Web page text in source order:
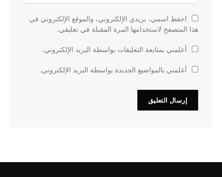
احفظ اسمي، بريدي الإلكتروني، والموقع الإلكتروني في
هذا المتصفح لاستخدامها المرة المقبلة في تعليقي.
أعلمني بمتابعة التعليقات بواسطة البريد الإلكتروني.
أعلمني بالمواضيع الجديدة بواسطة البريد الإلكتروني.